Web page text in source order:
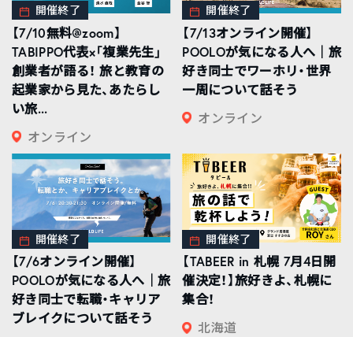
開催終了
【7/10無料@zoom】
TABIPPO代表×「複業先生」
創業者が語る！ 旅と教育の
起業家から見た、あたらし
い旅...
オンライン
開催終了
【7/13オンライン開催】
POOLOが気になる人へ｜旅
好き同士でワーホリ・世界
一周について話そう
オンライン
開催終了
【7/6オンライン開催】
POOLOが気になる人へ｜旅
好き同士で転職・キャリア
ブレイクについて話そう
開催終了
【TABEER in 札幌 7月4日開
催決定！】旅好きよ、札幌に
集合！
北海道